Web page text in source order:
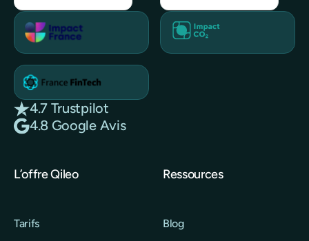
4.7 Trustpilot
4.8 Google Avis
L’offre Qileo
Tarifs
Ressources
Blog